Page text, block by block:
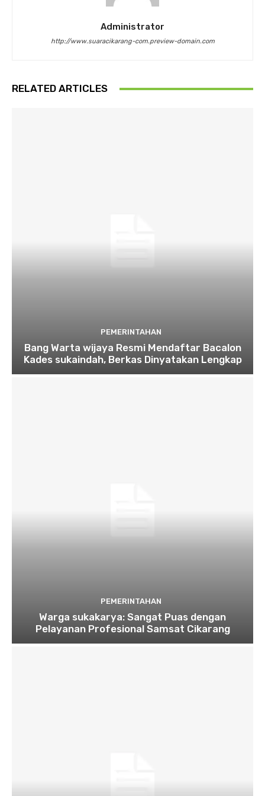
Administrator
http://www.suaracikarang-com.preview-domain.com
RELATED ARTICLES
PEMERINTAHAN
Bang Warta wijaya Resmi Mendaftar Bacalon
Kades sukaindah, Berkas Dinyatakan Lengkap
PEMERINTAHAN
Warga sukakarya: Sangat Puas dengan
Pelayanan Profesional Samsat Cikarang